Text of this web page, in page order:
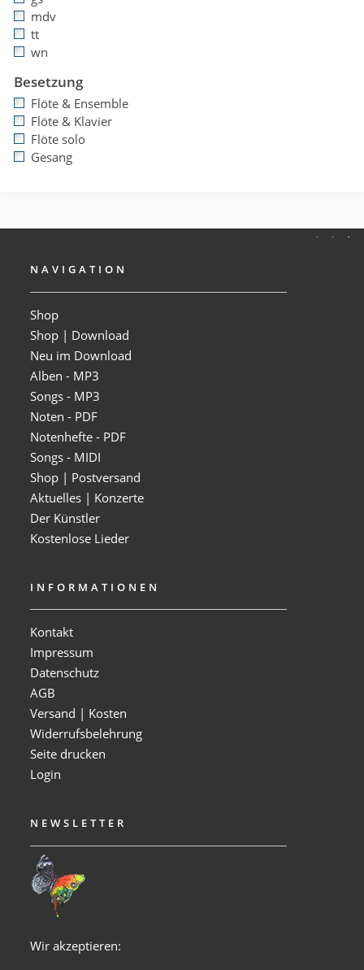
mdv
tt
wn
Besetzung
Flöte & Ensemble
Flöte & Klavier
Flöte solo
Gesang
NAVIGATION
Shop
Shop | Download
Neu im Download
Alben - MP3
Songs - MP3
Noten - PDF
Notenhefte - PDF
Songs - MIDI
Shop | Postversand
Aktuelles | Konzerte
Der Künstler
Kostenlose Lieder
INFORMATIONEN
Kontakt
Impressum
Datenschutz
AGB
Versand | Kosten
Widerrufsbelehrung
Seite drucken
Login
NEWSLETTER
Wir akzeptieren: